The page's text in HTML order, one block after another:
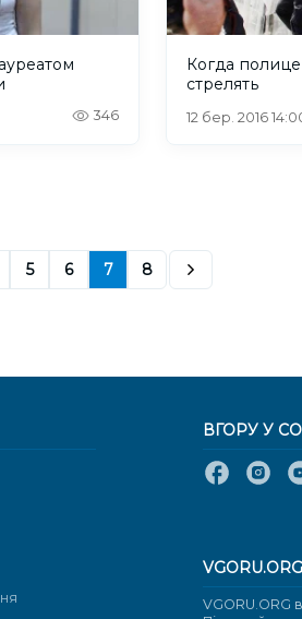
346
Когда
стрелять
12 бер. 2016
5 6 7 8
ВГОРУ У
VGORU.ORG